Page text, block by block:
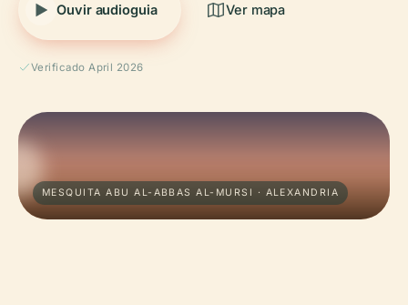
Ouvir audioguia Ver mapa
Verificado April 2026
MESQUITA ABU AL-ABBAS AL-MURSI · ALEXANDRIA